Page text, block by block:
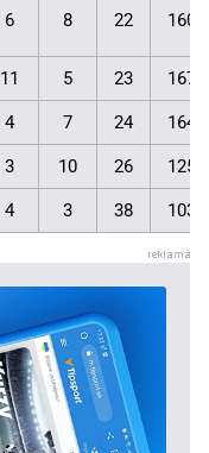
6 8 22
11 5 23
4 7 24
3 10 26
4 3 38